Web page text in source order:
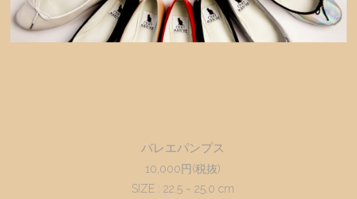
バレエパンプス
10,000円(税抜)
SIZE : 22.5 ~ 25.0 cm